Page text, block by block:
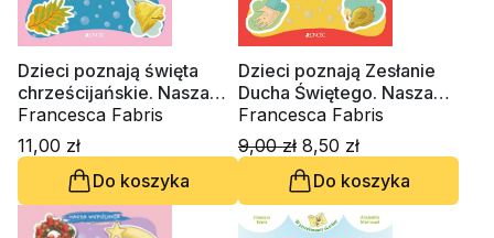
Dzieci poznają święta
chrześcijańskie. Nasza
wspólnota
Francesca Fabris
11,00 zł
Do koszyka
Dzieci poznają Zesłanie
Ducha Świętego. Nasza
wspólnota
Francesca Fabris
9,00 zł 8,50 zł
Do koszyka